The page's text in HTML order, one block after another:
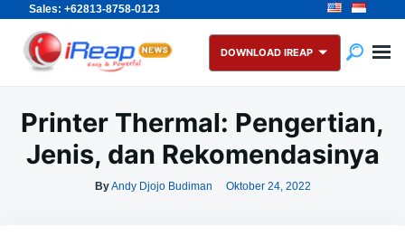
Sales: +62813-8758-0123
Skip
content
Search
for:
DOWNLOAD IREAP
Printer Thermal: Pengertian,
Jenis, dan Rekomendasinya
ByAndy Djojo Budiman Oktober 24, 2022